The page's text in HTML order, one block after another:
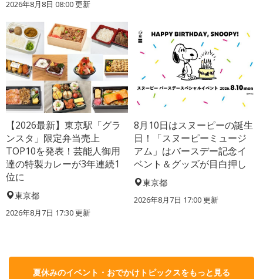
2026年8月8日 08:00更新
【2026最新】東京駅「グラ
ンスタ」限定弁当売上
TOP10を発表！芸能人御用
達の特製カレーが3年連続1
位に
東京都
2026年8月7日 17:30更新
8月10日はスヌーピーの誕生
日！「スヌーピーミュージ
アム」はバースデー記念イ
ベント＆グッズが目白押し
東京都
2026年8月7日 17:00更新
夏休みのイベント・おでかけトピックスをもっと見る